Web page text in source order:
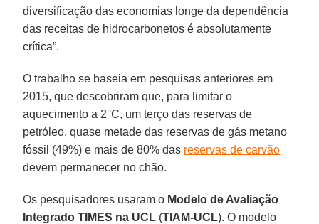
diversificação das economias longe da dependência
das receitas de hidrocarbonetos é absolutamente
crítica”.
O trabalho se baseia em pesquisas anteriores em
2015, que descobriram que, para limitar o
aquecimento a 2°C, um terço das reservas de
petróleo, quase metade das reservas de gás metano
fóssil (49%) e mais de 80% das reservas de carvão
devem permanecer no chão.
Os pesquisadores usaram o Modelo de Avaliação
Integrado TIMES na UCL (TIAM-UCL). O modelo